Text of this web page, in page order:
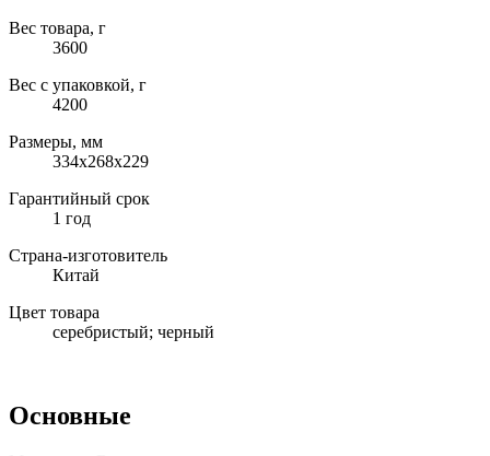
Вес товара, г
3600
Вес с упаковкой, г
4200
Размеры, мм
334x268x229
Гарантийный срок
1 год
Страна-изготовитель
Китай
Цвет товара
серебристый; черный
Основные